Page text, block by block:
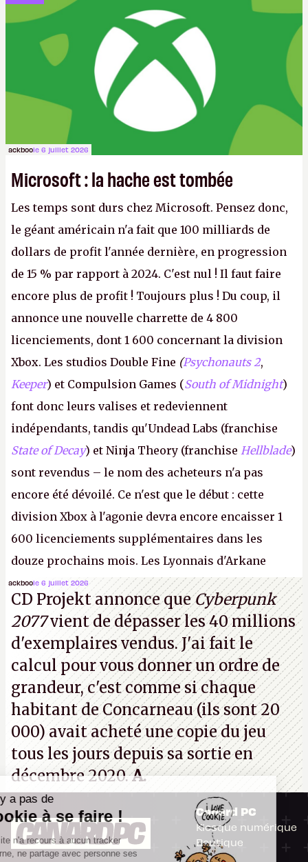
ackboole 6 juillet 2026
Microsoft : la hache est tombée
Les temps sont durs chez Microsoft. Pensez donc,
le géant américain n'a fait que 100 milliards de
dollars de profit l'année dernière, en progression
de 15 % par rapport à 2024. C'est nul ! Il faut faire
encore plus de profit ! Toujours plus ! Du coup, il
annonce une nouvelle charrette de 4 800
licenciements, dont 1 600 concernant la division
Xbox. Les studios Double Fine (Psychonauts 2,
Keeper) et Compulsion Games (South of Midnight)
font donc leurs valises et redeviennent
indépendants, tandis qu'Undead Labs (franchise
State of Decay) et Ninja Theory (franchise Hellblade)
sont revendus – le nom des acheteurs n'a pas
encore été dévoilé. Ce n'est que le début : cette
division Xbox à l'agonie devra encore encaisser 1
600 licenciements supplémentaires dans les
douze prochains mois. Les Lyonnais d'Arkane
(Dishonored, Deathloop) pourraient faire partie des
prochaines victimes, puisque Microsoft a confirmé
vouloir se séparer du studio.A.
ackboole 6 juillet 2026
CD Projekt annonce queCyberpunk
2077vient de dépasser les 40 millions
d'exemplaires vendus. J'ai fait le
calcul pour vous donner un ordre de
grandeur, c'est comme si chaque
habitant de Concarneau (ils sont 20
000) avait acheté une copie du jeu
tous les jours depuis sa sortie en
décembre 2020.A.
Canard PC
Kiosque numérique
Boutique
Il n'y a pas de
Cookie à se faire !
Ce site n'a recours à aucun tracker
externe, ne partage avec personne ses